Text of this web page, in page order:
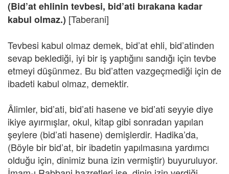
(Bid’at ehlinin tevbesi, bid’ati bırakana kadar
kabul olmaz.) [Taberani]
Tevbesi kabul olmaz demek, bid’at ehli, bid’atinden
sevap beklediği, iyi bir iş yaptığını sandığı için tevbe
etmeyi düşünmez. Bu bid’atten vazgeçmediği için de
ibadeti kabul olmaz, demektir.
Âlimler, bid’ati, bid’ati hasene ve bid’ati seyyie diye
ikiye ayırmışlar, okul, kitap gibi sonradan yapılan
şeylere (bid’ati hasene) demişlerdir. Hadika’da,
(Böyle bir bid’at, bir ibadetin yapılmasına yardımcı
olduğu için, dinimiz buna izin vermiştir) buyuruluyor.